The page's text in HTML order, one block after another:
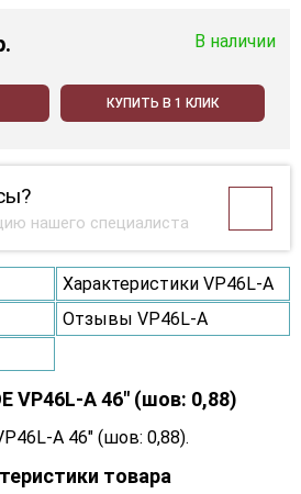
В наличии
КУПИТЬ В 1 КЛИК
нашего специалиста
Характеристики VP46L-A
Отзывы VP46L-A
VP46L-A 46" (шов: 0,88)
A 46" (шов: 0,88).
товара